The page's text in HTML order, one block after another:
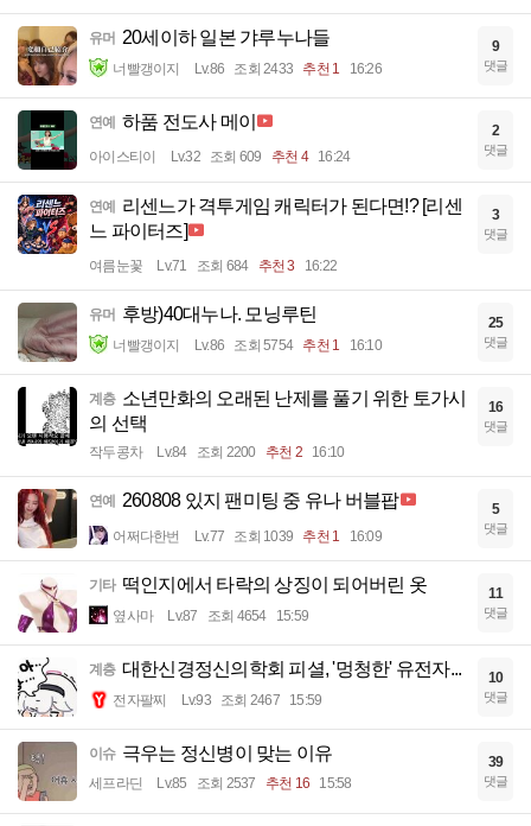
유머 20세이하 일본 갸루누나들
너빨갱이지 Lv.86 조회 2433 추천 1 16:26
9
댓글
연예 하품 전도사 메이
아이스티이 Lv.32 조회 609 추천 4 16:24
2
댓글
연예
리센느가 격투게임 캐릭터가 된다면!? [리센
느 파이터즈]
여름눈꽃 Lv.71 조회 684 추천 3 16:22
3
댓글
유머 후방)40대누나. 모닝루틴
너빨갱이지 Lv.86 조회 5754 추천 1 16:10
25
댓글
계층 소년만화의 오래된 난제를 풀기 위한 토가시
의 선택
작두콩차 Lv.84 조회 2200 추천 2 16:10
16
댓글
연예 260808 있지 팬미팅 중 유나 버블팝
어쩌다한번 Lv.77 조회 1039 추천 1 16:09
5
댓글
기타 떡인지에서 타락의 상징이 되어버린 옷
옆사마 Lv.87 조회 4654 15:59
11
댓글
계층 대한신경정신의학회 피셜, '멍청한' 유전자...
전자팔찌 Lv.93 조회 2467 15:59
10
댓글
이슈 극우는 정신병이 맞는 이유
세프라딘 Lv.85 조회 2537 추천 16 15:58
39
댓글